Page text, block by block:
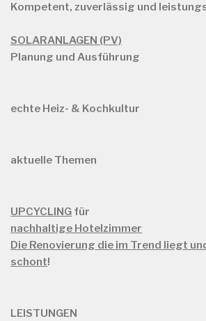
Kompetent, zuverlässig und
SOLARANLAGEN (PV)
Planung und Ausführung
echte Heiz- & Kochkultur
aktuelle Themen
UPCYCLING für
nachhaltige Hotelzimmer
Die Renovierung die im Trend liegt
schont!
LEISTUNGEN